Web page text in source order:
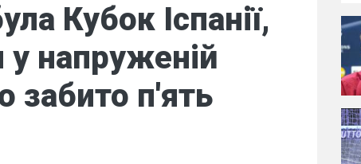
Кубок Іспанії,
напруженій
забито п'ять